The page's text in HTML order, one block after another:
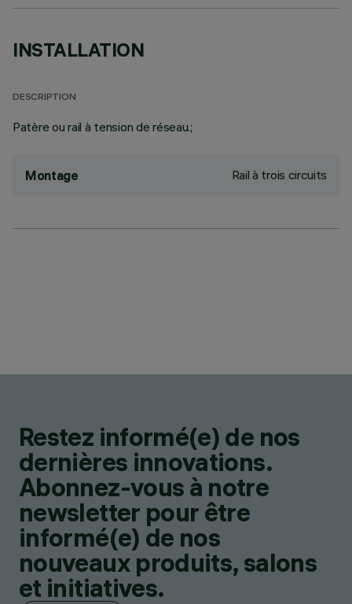
INSTALLATION
DESCRIPTION
Patère ou rail à tension de réseau.;
Montage Rail à trois circuits
Restez informé(e) de nos
dernières innovations.
Abonnez-vous à notre
newsletter pour être
informé(e) de nos
nouveaux produits, salons
et initiatives.